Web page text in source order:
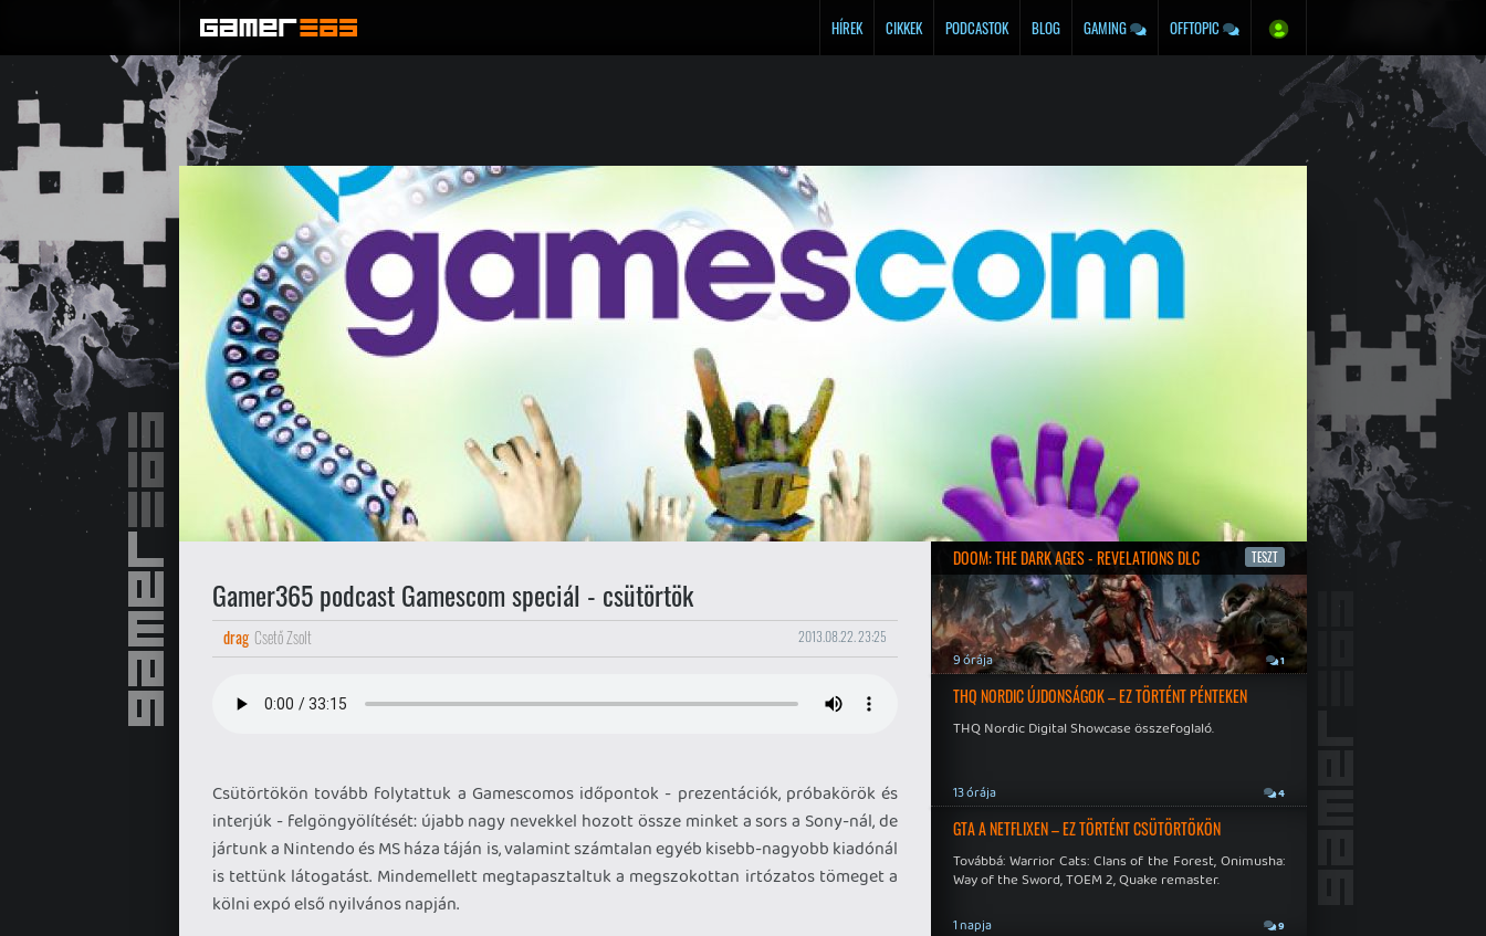
HÍREK CIKKEK PODCASTOK BLOG GAMING OFFTOPIC
Gamer365 podcast Gamescom speciál - csütörtök
drag Csető Zsolt 2013.08.22. 23:25
Csütörtökön tovább folytattuk a Gamescomos időpontok - prezentációk, próbakörök és
interjúk - felgöngyölítését: újabb nagy nevekkel hozott össze minket a sors a Sony-nál, de
jártunk a Nintendo és MS háza táján is, valamint számtalan egyéb kisebb-nagyobb kiadónál
is tettünk látogatást. Mindemellett megtapasztaltuk a megszokottan irtózatos tömeget a
kölni expó első nyilvános napján.
DOOM: THE DARK AGES - REVELATIONS DLC TESZT
9 órája 1
THQ NORDIC ÚJDONSÁGOK – EZ TÖRTÉNT PÉNTEKEN
THQ Nordic Digital Showcase összefoglaló.
13 órája 4
GTA A NETFLIXEN – EZ TÖRTÉNT CSÜTÖRTÖKÖN
Továbbá: Warrior Cats: Clans of the Forest, Onimusha:
Way of the Sword, TOEM 2, Quake remaster.
1 napja 9